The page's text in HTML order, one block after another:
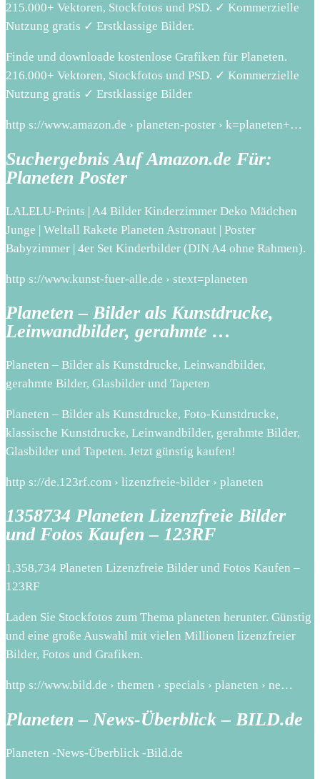
215.000+ Vektoren, Stockfotos und PSD. ✓ Kommerzielle
Nutzung gratis ✓ Erstklassige Bilder.
Finde und downloade kostenlose Grafiken für Planeten.
216.000+ Vektoren, Stockfotos und PSD. ✓ Kommerzielle
Nutzung gratis ✓ Erstklassige Bilder
http s://www.amazon.de › planeten-poster › k=planeten+…
Suchergebnis Auf Amazon.de Für:
Planeten Poster
LALELU-Prints | A4 Bilder Kinderzimmer Deko Mädchen
Junge | Weltall Rakete Planeten Astronaut | Poster
Babyzimmer | 4er Set Kinderbilder (DIN A4 ohne Rahmen).
http s://www.kunst-fuer-alle.de › stext=planeten
Planeten – Bilder als Kunstdrucke,
Leinwandbilder, gerahmte …
Planeten – Bilder als Kunstdrucke, Leinwandbilder,
gerahmte Bilder, Glasbilder und Tapeten
Planeten – Bilder als Kunstdrucke, Foto-Kunstdrucke,
klassische Kunstdrucke, Leinwandbilder, gerahmte Bilder,
Glasbilder und Tapeten. Jetzt günstig kaufen!
http s://de.123rf.com › lizenzfreie-bilder › planeten
1358734 Planeten Lizenzfreie Bilder
und Fotos Kaufen – 123RF
1,358,734 Planeten Lizenzfreie Bilder und Fotos Kaufen –
123RF
Laden Sie Stockfotos zum Thema planeten herunter. Günstig
und eine große Auswahl mit vielen Millionen lizenzfreier
Bilder, Fotos und Grafiken.
http s://www.bild.de › themen › specials › planeten › ne…
Planeten – News-Überblick – BILD.de
Planeten -News-Überblick -Bild.de